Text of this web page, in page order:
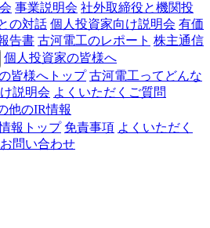
事業説明会 社外取締役と機関投
の対話 個人投資家向け説明会 有価
告書 古河電工のレポート 株主通信
個人投資家の皆様へ
皆様へトップ 古河電工ってどんな
説明会 よくいただくご質問
他のIR情報
報トップ 免責事項 よくいただく
問い合わせ